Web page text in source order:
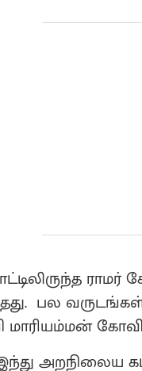
பல
மாரியம்மன்
அறநிலைய